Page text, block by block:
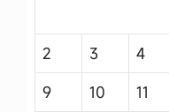
2
3 4
9
10 11